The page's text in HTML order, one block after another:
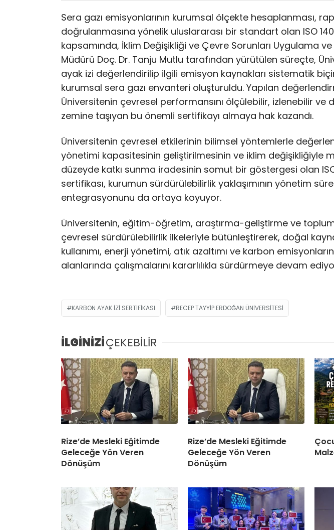
Sera gazı emisyonlarının kurumsal ölçekte hesaplanması,
doğrulanmasına yönelik uluslararası bir standart olan ISO
kapsamında, İklim Değişikliği ve Çevre Sorunları Uygulama
Müdürü Doç. Dr. Tanju Mutlu tarafından yürütülen süreçte,
ayak izi değerlendirilip ilgili emisyon kaynakları sistematik
kurumsal sera gazı envanteri oluşturuldu. Yapılan
Üniversitenin çevresel performansını ölçülebilir, izlenebilir ve
zemine taşıyan bu önemli sertifikayı almaya hak kazandı.
Üniversitenin çevresel etkilerinin bilimsel yöntemlerle
yönetimi kapasitesinin geliştirilmesinin ve iklim değişikliğiyle
düzeyde katkı sunma iradesinin somut bir göstergesi olan ISO
sertifikası, kurumun sürdürülebilirlik yaklaşımının yönetim
entegrasyonunu da ortaya koyuyor.
Üniversitenin, eğitim-öğretim, araştırma-geliştirme ve
çevresel sürdürülebilirlik ilkeleriyle bütünleştirerek, doğal
kullanımı, enerji yönetimi, atık azaltımı ve karbon
alanlarında çalışmalarını kararlılıkla sürdürmeye devam
KARBON AYAK IZI SERTIFIKASI RECEP TAYYIP ERDOĞAN ÜNIVERSITESI
İLGİNİZİÇEKEBİLİR
Rize’de Mesleki Eğitimde
Geleceğe Yön Veren
Dönüşüm
Rize’de Mesleki Eğitimde
Geleceğe Yön Veren
Dönüşüm